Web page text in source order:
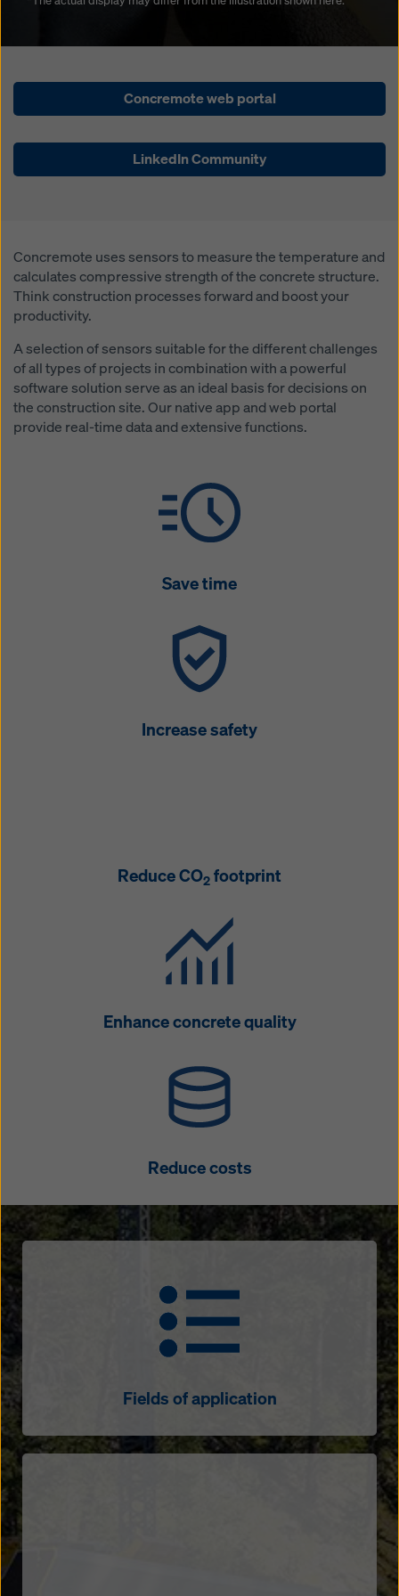
Concremote web portal
LinkedIn Community
Concremote uses sensors to measure the temperature and
calculates compressive strength of the concrete structure.
Think construction processes forward and boost your
productivity.
A selection of sensors suitable for the different challenges
of all types of projects in combination with a powerful
software solution serve as an ideal basis for decisions on
the construction site. Our native app and web portal
provide real-time data and extensive functions.
Save time
Increase safety
Reduce CO2 footprint
Enhance concrete quality
Reduce costs
Fields of application
Fields of application
küpsiste seadeid, klõpsates selle veebisaidi allosas
märkeruutusid. Te saate oma nõusoleku igal ajal
tühistada, klõpsates selle veebisaidi allosas asuval
küpsiste seadeid(küpsiste seaded).
privaatsuspoliitikast. Pakume teile ka võimalust valida
oma küpsised (küpsiste täiustatud seaded).